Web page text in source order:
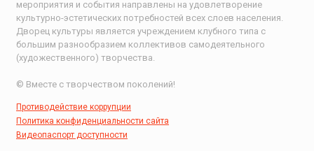
мероприятия и события направлены на удовлетворение
культурно-эстетических потребностей всех слоев населения.
Дворец культуры является учреждением клубного типа с
большим разнообразием коллективов самодеятельного
(художественного) творчества.
© Вместе с творчеством поколений!
Противодействие коррупции
Политика конфиденциальности сайта
Видеопаспорт доступности